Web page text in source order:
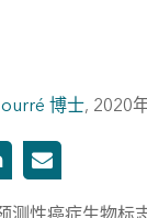
博士, 2020